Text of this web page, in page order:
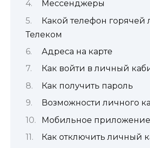
Мессенджеры
Какой телефон
Телеком
Адреса на карте
Как войти в личный
Как получить пароль
Возможности личного
Мобильное приложение
Как отключить личный